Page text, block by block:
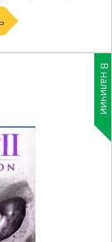
В наличии